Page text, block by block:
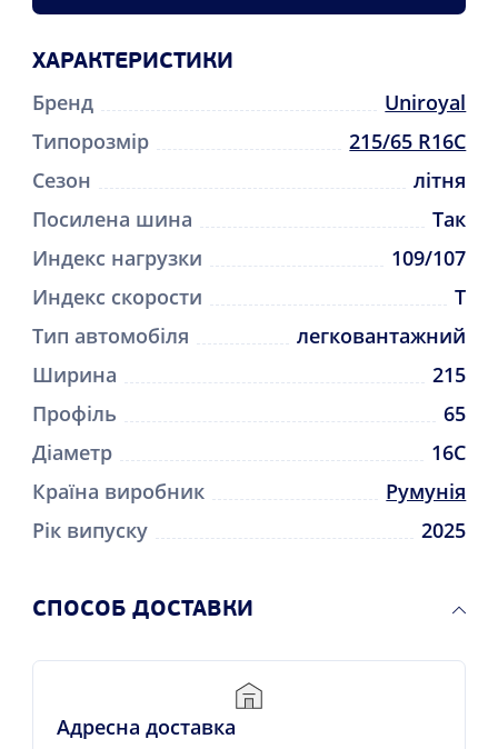
ХАРАКТЕРИСТИКИ
Бренд
Uniroyal
Типорозмір
215/65 R16C
Сезон
літня
Посилена шина
Так
Индекс нагрузки
109/107
Индекс скорости
T
Тип автомобіля
легковантажний
Ширина
215
Профіль
65
Діаметр
16C
Країна виробник
Румунія
Рік випуску
2025
CПОСОБ ДОСТАВКИ
Адресна доставка